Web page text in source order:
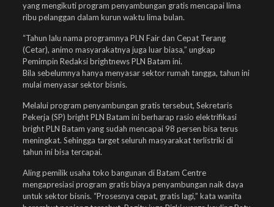
yang mengikuti program penyambungan gratis mencapai lima
ribu pelanggan dalam kurun waktu lima bulan.
“Tahun lalu nama programnya PLN Fair dan Cepat Terang
(Cetar), animo masyarakatnya juga luar biasa,” ungkap
Pemimpin Redaksi brightnews PLN Batam ini.
Bila sebelumnya hanya menyasar sektor rumah tangga, tahun ini
mulai menyasar sektor bisnis.
Melalui program penyambungan gratis tersebut, Sekretaris
Pekerja (SP) bright PLN Batam ini berharap rasio elektrifikasi
bright PLN Batam yang sudah mencapai 98 persen bisa terus
meningkat. Sehingga target seluruh masyarakat terlistriki di
tahun ini bisa tercapai.
Aling pemilik usaha toko bangunan di Batam Centre
mengapresiasi program gratis biaya penyambungan naik daya
untuk sektor bisnis. “Prosesnya cepat, gratis lagi,” kata wanita